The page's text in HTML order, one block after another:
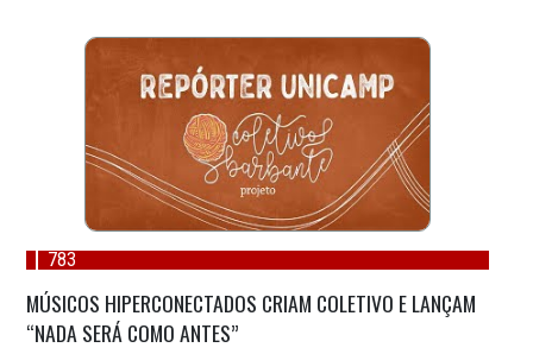
783
MÚSICOS HIPERCONECTADOS CRIAM COLETIVO E LANÇAM
“NADA SERÁ COMO ANTES”